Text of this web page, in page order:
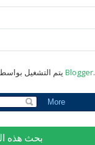
Blogger.
بحث هذه